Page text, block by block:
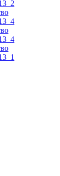
Танец
живота
Belly